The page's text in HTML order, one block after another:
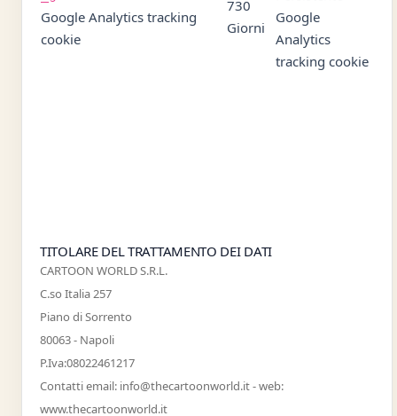
Google Analytics tracking
cookie
730
Giorni
Google
Analytics
tracking cookie
TITOLARE DEL TRATTAMENTO DEI DATI
CARTOON WORLD S.R.L.
C.so Italia 257
Piano di Sorrento
80063 - Napoli
P.Iva:08022461217
Contatti email: info@thecartoonworld.it - web:
www.thecartoonworld.it